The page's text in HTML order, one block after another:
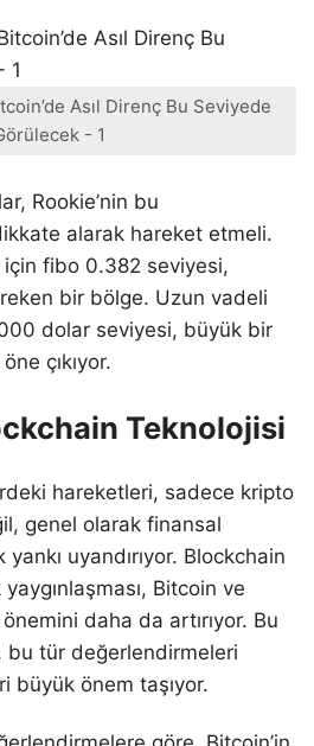
Asıl Direnç Bu Seviyede
- 1
Rookie’nin bu
alarak hareket etmeli.
için fibo 0.382 seviyesi,
bir bölge. Uzun vadeli
dolar seviyesi, büyük bir
çıkıyor.
Teknolojisi
hareketleri, sadece kripto
genel olarak finansal
uyandırıyor. Blockchain
Bitcoin ve
daha da artırıyor. Bu
bu tür değerlendirmeleri
büyük önem taşıyor.